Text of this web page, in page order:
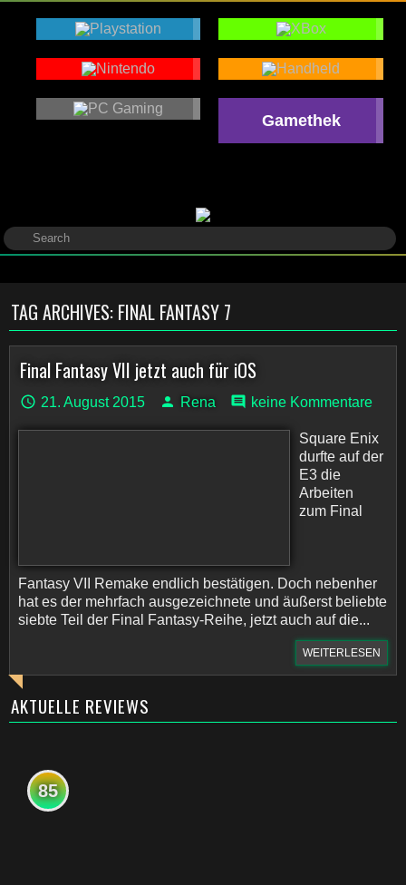
Gamethek
TAG ARCHIVES: FINAL FANTASY 7
Final Fantasy VII jetzt auch für iOS
21. August 2015 Rena keine Kommentare
Square Enix
durfte auf der
E3 die
Arbeiten
zum Final
Fantasy VII Remake endlich bestätigen. Doch nebenher
hat es der mehrfach ausgezeichnete und äußerst beliebte
siebte Teil der Final Fantasy-Reihe, jetzt auch auf die...
WEITERLESEN
AKTUELLE REVIEWS
85